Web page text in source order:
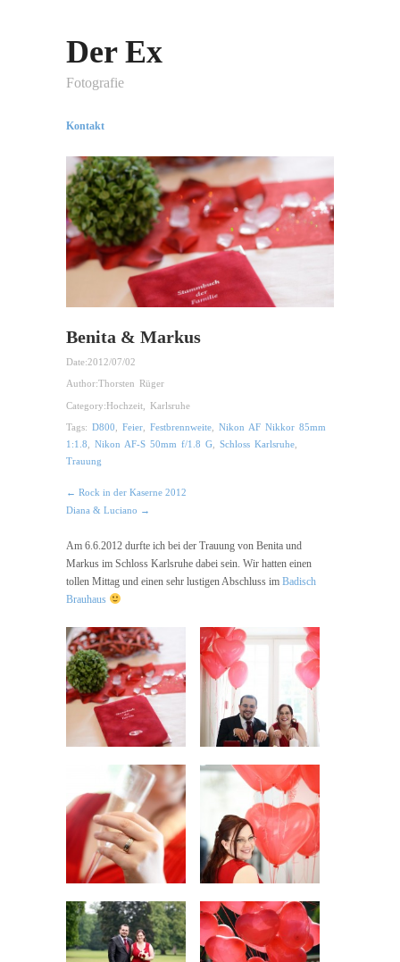
Der Ex
Fotografie
Kontakt
Benita & Markus
Date:2012/07/02
Author:Thorsten Rüger
Category:Hochzeit Karlsruhe
Tags: D800 Feier Festbrennweite
Nikon AF Nikkor 85mm
1:1.8
Nikon AF-S 50mm f/1.8 G Schloss Karlsruhe
Trauung
← Rock in der Kaserne 2012
Diana & Luciano →
Am 6.6.2012 durfte ich bei der Trauung von Benita und
Markus im Schloss Karlsruhe dabei sein. Wir hatten einen
tollen Mittag und einen sehr lustigen Abschluss im Badisch
Brauhaus